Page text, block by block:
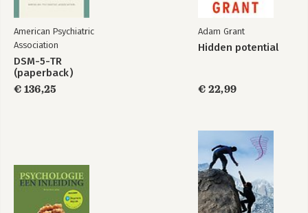
American Psychiatric
Association
DSM-5-TR
(paperback)
€ 136,25
Adam Grant
Hidden potential
€ 22,99